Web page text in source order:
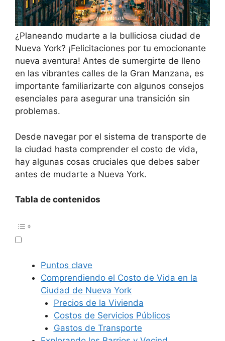
¿Planeando mudarte a la bulliciosa ciudad de
Nueva York? ¡Felicitaciones por tu emocionante
nueva aventura! Antes de sumergirte de lleno
en las vibrantes calles de la Gran Manzana, es
importante familiarizarte con algunos consejos
esenciales para asegurar una transición sin
problemas.
Desde navegar por el sistema de transporte de
la ciudad hasta comprender el costo de vida,
hay algunas cosas cruciales que debes saber
antes de mudarte a Nueva York.
Tabla de contenidos
Puntos clave
Comprendiendo el Costo de Vida en la
Ciudad de Nueva York
Precios de la Vivienda
Costos de Servicios Públicos
Gastos de Transporte